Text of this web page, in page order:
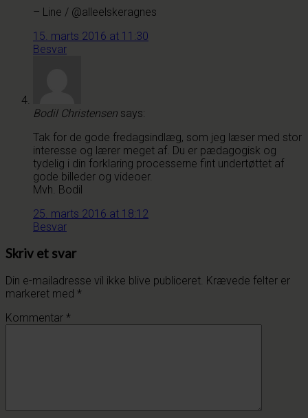
– Line / @alleelskeragnes
15. marts 2016 at 11:30
Besvar
Bodil Christensen says:
Tak for de gode fredagsindlæg, som jeg læser med stor
interesse og lærer meget af. Du er pædagogisk og
tydelig i din forklaring processerne fint undertøttet af
gode billeder og videoer.
Mvh. Bodil
25. marts 2016 at 18:12
Besvar
Skriv et svar
Din e-mailadresse vil ikke blive publiceret. Krævede felter er
markeret med *
Kommentar *